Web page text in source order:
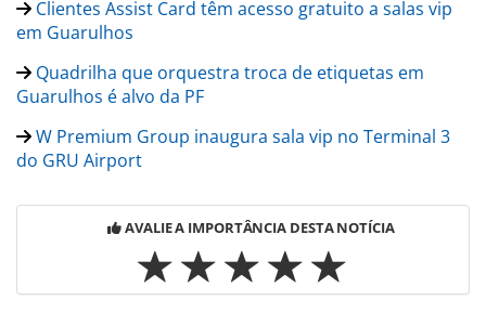
Clientes Assist Card têm acesso gratuito a salas vip
em Guarulhos
Quadrilha que orquestra troca de etiquetas em
Guarulhos é alvo da PF
W Premium Group inaugura sala vip no Terminal 3
do GRU Airport
AVALIE A IMPORTÂNCIA DESTA NOTÍCIA